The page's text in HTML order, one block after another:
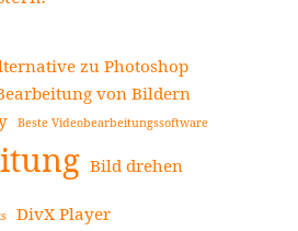
zu Photoshop
von Bildern
Beste Videobearbeitungssoftware
Bild drehen
DivX Player